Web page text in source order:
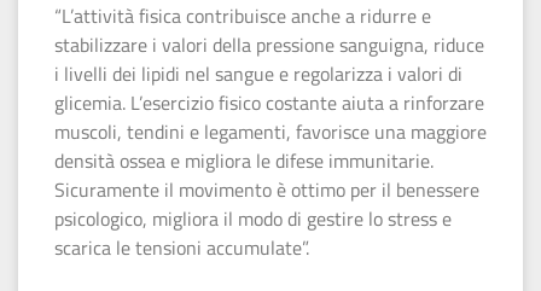
“L’attività fisica contribuisce anche a ridurre e
stabilizzare i valori della pressione sanguigna, riduce
i livelli dei lipidi nel sangue e regolarizza i valori di
glicemia. L’esercizio fisico costante aiuta a rinforzare
muscoli, tendini e legamenti, favorisce una maggiore
densità ossea e migliora le difese immunitarie.
Sicuramente il movimento è ottimo per il benessere
psicologico, migliora il modo di gestire lo stress e
scarica le tensioni accumulate”.